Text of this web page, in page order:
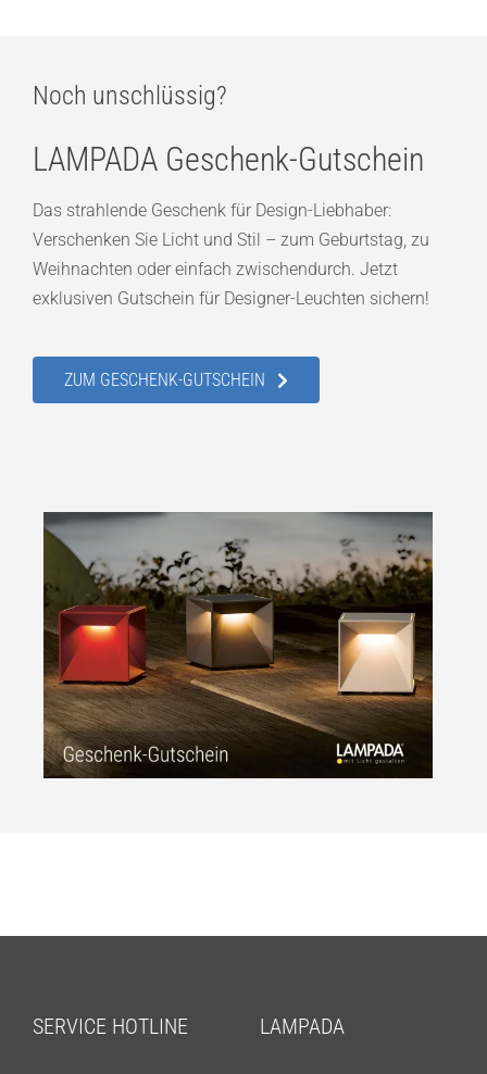
Noch unschlüssig?
LAMPADA Geschenk-Gutschein
Das strahlende Geschenk für Design-Liebhaber:
Verschenken Sie Licht und Stil – zum Geburtstag, zu
Weihnachten oder einfach zwischendurch. Jetzt
exklusiven Gutschein für Designer-Leuchten sichern!
ZUM GESCHENK-GUTSCHEIN
SERVICE HOTLINE LAMPADA